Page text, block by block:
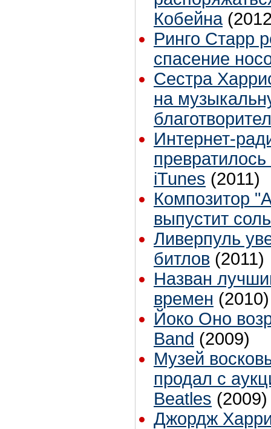
Кобейна
Ринго Старр
спасение
Сестра
на
Интернет-
iTunes (2011)
Композитор
выпустит
Ливерпуль
битлов (2011)
Назван
времен (2010)
Йоко Оно
Band (2009)
Музей
продал с
Beatles (2009)
Джордж